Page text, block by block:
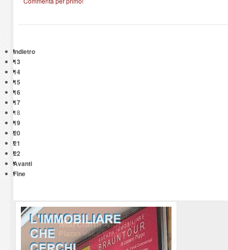
Indietro
13
14
15
16
17
18
19
20
21
22
Avanti
Fine